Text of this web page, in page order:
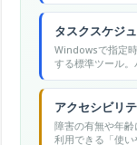
タスクスケジ
Windowsで指定
する標準ツール。
アクセシビリ
障害の有無や年
利用できる「使